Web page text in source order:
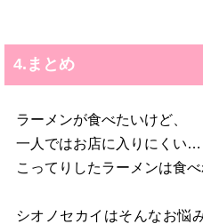
4.まとめ
ラーメンが食べたいけど、
一人ではお店に入りにくい…
こってりしたラーメンは食
シオノセカイはそんなお悩